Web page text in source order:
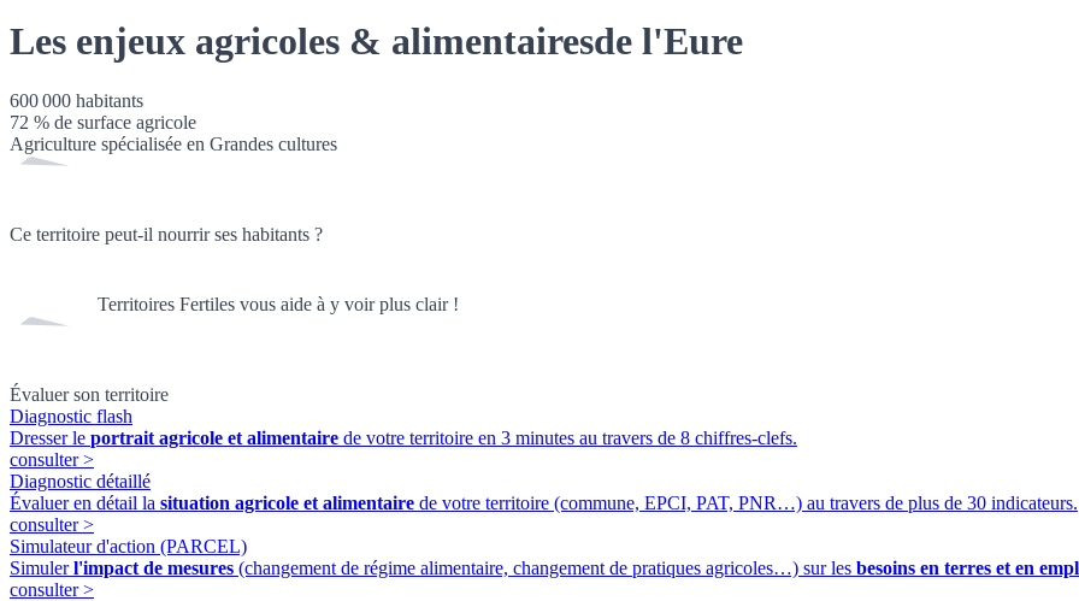
Les enjeux agricoles & alimentairesde l'Eure
600 000 habitants
72 % de surface agricole
Agriculture spécialisée en Grandes cultures
Ce territoire peut-il nourrir ses habitants ?
Territoires Fertiles vous aide à y voir plus clair !
Évaluer son territoire
Diagnostic flash
Dresser le portrait agricole et alimentaire de votre territoire en 3 minutes au travers de 8 chiffres-clefs.
consulter>
Diagnostic détaillé
Évaluer en détail la situation agricole et alimentaire de votre territoire (commune, EPCI, PAT, PNR…) au travers de plus de 30 indicateurs.
consulter>
Simulateur d'action (PARCEL)
Simulerl'impact de mesures (changement de régime alimentaire, changement de pratiques agricoles…) sur les besoins en terres et en
consulter>